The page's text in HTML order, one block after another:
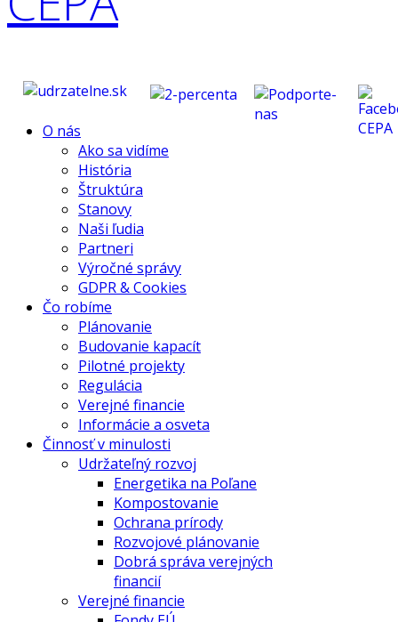
O nás
Ako sa vidíme
História
Štruktúra
Stanovy
Naši ľudia
Partneri
Výročné správy
GDPR & Cookies
Čo robíme
Plánovanie
Budovanie kapacít
Pilotné projekty
Regulácia
Verejné financie
Informácie a osveta
Činnosť v minulosti
Udržateľný rozvoj
Energetika na Poľane
Kompostovanie
Ochrana prírody
Rozvojové plánovanie
Dobrá správa verejných
financií
Verejné financie